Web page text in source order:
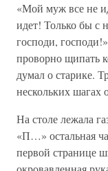
«Мой муж все не
идет! Только бы с
господи,
проворно щипать
думал о старике.
нескольких шагах
На столе лежала
«П…» остальная
первой странице